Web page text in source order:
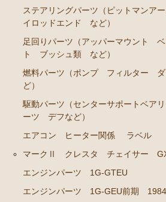
マークⅡワゴン GX70G
エンジンパーツ 1G-EU
エンジンパーツ 1G-FE
ブレーキパーツ（マスターシリ
ト ホース など）
クラッチパーツ（マスターシリ
ーズシリンダー オーバーホー
足回りパーツ（アッパーマウン
ルジョイント ブッシュ類 など
燃料パーツ（ポンプ フィルタ
ステアリングパーツ（ピットマンア
イロッドエンド など）
足回りパーツ（アッパーマウント
ト ブッシュ類 など）
燃料パーツ（ポンプ フィルター ダ
ど）
駆動パーツ（センターサポートベア
ーツ デフなど）
エアコン ヒーター関係
ラベル
マークⅡ クレスタ チェイサー
エンジンパーツ 1G-GTEU
エンジンパーツ 1G-GEU前期 1984